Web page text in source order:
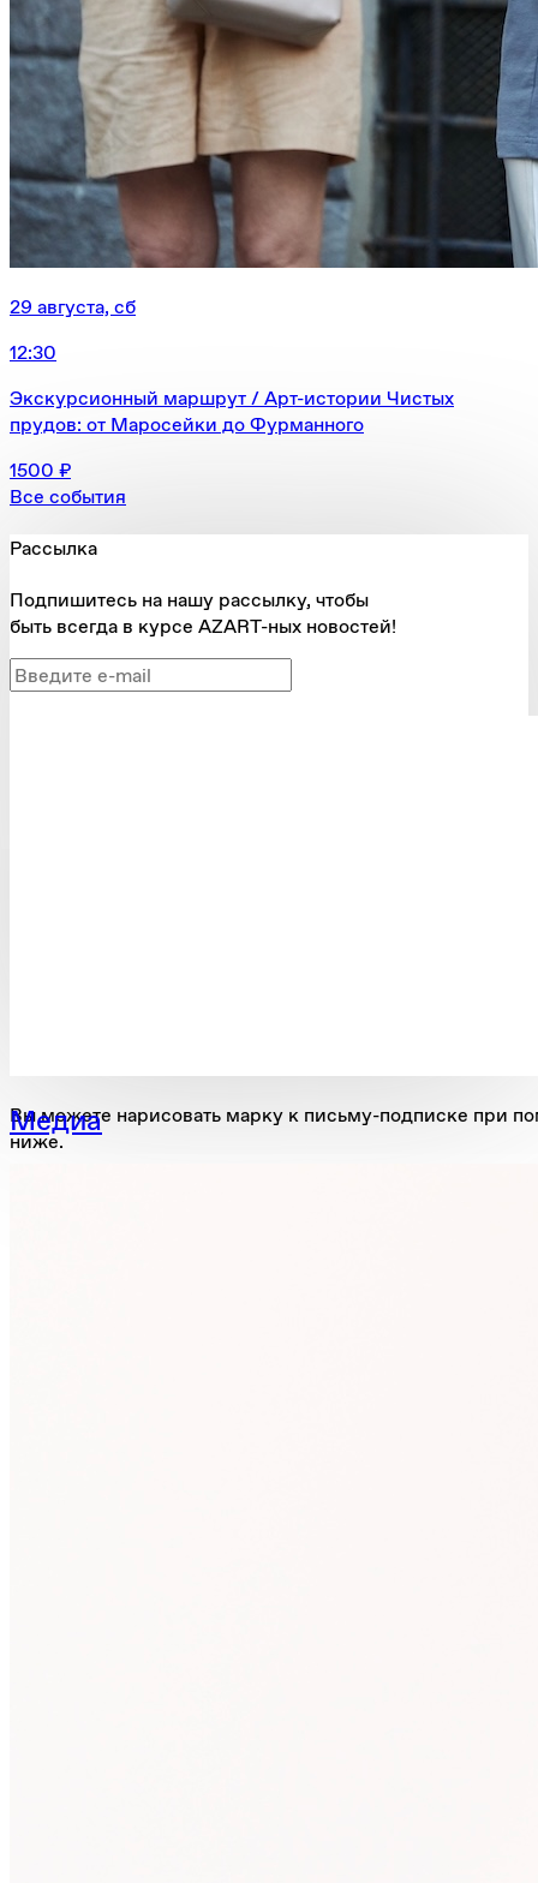
29 августа, сб
12:30
Экскурсионный маршрут / Арт-истории Чистых
прудов: от Маросейки до Фурманного
1500 ₽
Все события
Рассылка
Подпишитесь на нашу рассылку, чтобы
быть всегда в курсе AZART-ных новостей!
Вы можете нарисовать марку к письму-подписке при
ниже.
Медиа